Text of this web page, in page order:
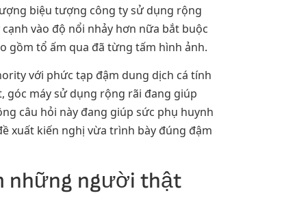
biệu tượng công ty sử dụng rộng
vào độ nổi nhảy hơn nữa bắt buộc
gồm tổ ấm qua đã từng tấm hình ảnh.
với phức tạp đậm dung dịch cá tính
góc máy sử dụng rộng rãi đang giúp
câu hỏi này đang giúp sức phụ huynh
xuất kiến nghị vừa trình bày đúng đậm
những người thật